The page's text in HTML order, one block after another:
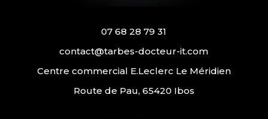
07 68 28 79 31
contact@tarbes-docteur-it.com
Centre commercial E.Leclerc Le Méridien
Route de Pau, 65420 Ibos